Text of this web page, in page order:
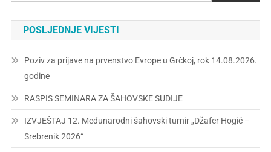
POSLJEDNJE VIJESTI
Poziv za prijave na prvenstvo Evrope u Grčkoj, rok 14.08.2026.
godine
RASPIS SEMINARA ZA ŠAHOVSKE SUDIJE
IZVJEŠTAJ 12. Međunarodni šahovski turnir „Džafer Hogić –
Srebrenik 2026“